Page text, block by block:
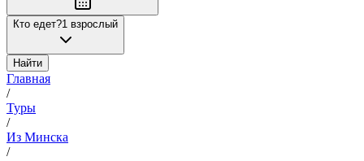
Кто едет?1 взрослый
Найти
Главная
/
Туры
/
Из Минска
/